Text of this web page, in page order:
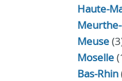
Haute-
Meuse
Moselle
Bas-Rhin